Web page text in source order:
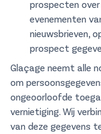
prospecten
evenementen
nieuwsbrieven,
prospect
Glaçage neemt alle
om
ongeoorloofde
vernietiging. Wij
van deze gegevens